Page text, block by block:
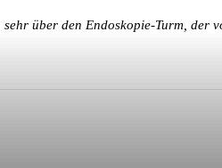
über den Endoskopie-Turm, der